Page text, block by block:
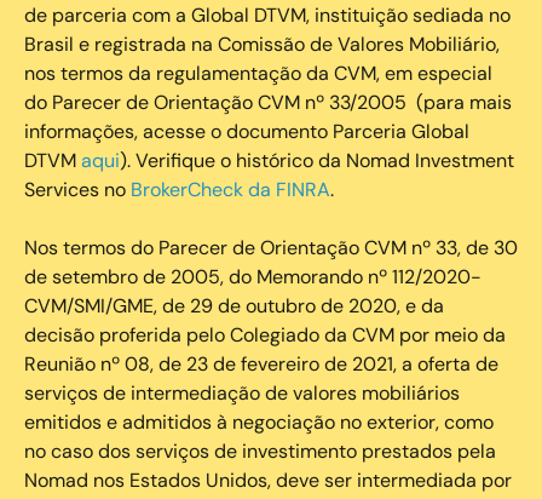
de parceria com a Global DTVM, instituição sediada no
Brasil e registrada na Comissão de Valores Mobiliário,
nos termos da regulamentação da CVM, em especial
do Parecer de Orientação CVM nº 33/2005 (para mais
informações, acesse o documento Parceria Global
DTVMaqui). Verifique o histórico da Nomad Investment
Services no BrokerCheck da FINRA.
Nos termos do Parecer de Orientação CVM nº 33, de 30
de setembro de 2005, do Memorando nº 112/2020-
CVM/SMI/GME, de 29 de outubro de 2020, e da
decisão proferida pelo Colegiado da CVM por meio da
Reunião nº 08, de 23 de fevereiro de 2021, a oferta de
serviços de intermediação de valores mobiliários
emitidos e admitidos à negociação no exterior, como
no caso dos serviços de investimento prestados pela
Nomad nos Estados Unidos, deve ser intermediada por